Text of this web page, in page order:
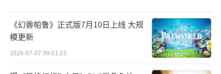
《幻兽帕鲁》正式版7月10日上线 大规
模更新
2026-07-07 09:51:23